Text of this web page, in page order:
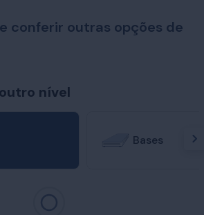
conferir outras opções de
nível
Bases